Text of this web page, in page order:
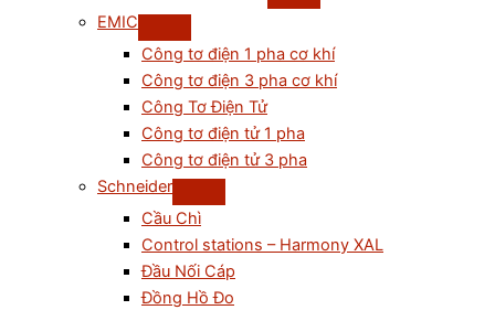
EMIC
Công tơ điện 1 pha cơ khí
Công tơ điện 3 pha cơ khí
Công Tơ Điện Tử
Công tơ điện tử 1 pha
Công tơ điện tử 3 pha
Schneider
Cầu Chì
Control stations – Harmony XAL
Đầu Nối Cáp
Đồng Hồ Đo